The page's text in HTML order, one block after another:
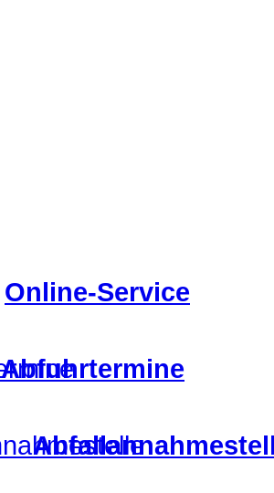
Online-Service
Abfuhrtermine